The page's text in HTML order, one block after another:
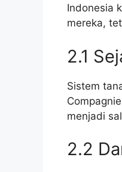
Indonesia
mereka,
2.1
Sistem
menjadi
2.2